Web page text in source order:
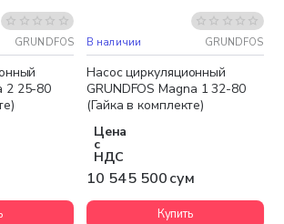
GRUNDFOS
2 25-80
Бесплатная доставка
В наличии GRUNDFOS
Насос циркуляционный
GRUNDFOS Magna 1 32-80
(Гайка в комплекте)
Цена
с
НДС
10 545 500 сум
Купить